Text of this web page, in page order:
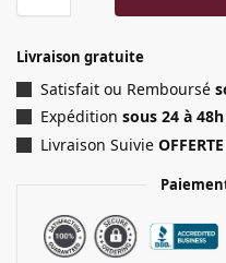
Livraison gratuite
Satisfait ou Remboursé
Expédition sous 24 à 48h
Livraison Suivie OFFERTE